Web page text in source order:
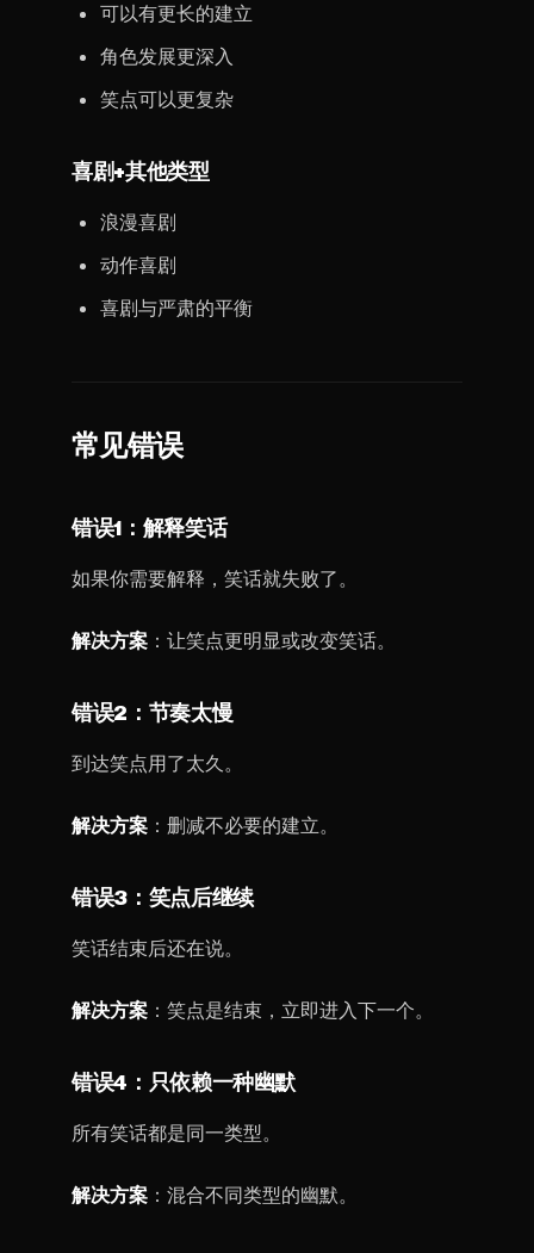
可以有更长的建立
角色发展更深入
笑点可以更复杂
喜剧+其他类型
浪漫喜剧
动作喜剧
喜剧与严肃的平衡
常见错误
错误1：解释笑话
如果你需要解释，笑话就失败了。
解决方案 ：让笑点更明显或改变笑话。
错误2：节奏太慢
到达笑点用了太久。
解决方案 ：删减不必要的建立。
错误3：笑点后继续
笑话结束后还在说。
解决方案 ：笑点是结束，立即进入下一个。
错误4：只依赖一种幽默
所有笑话都是同一类型。
解决方案 ：混合不同类型的幽默。